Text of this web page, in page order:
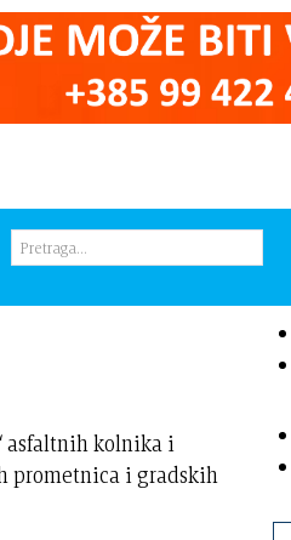
asfaltnih kolnika i
prometnica i gradskih